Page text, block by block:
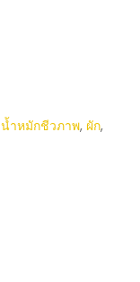
น้ำหมักชีวภาพ, ผัก,